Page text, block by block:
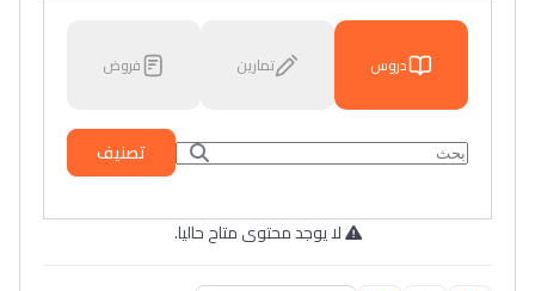
دروس تمارين فروض
تصنيف
لا يوجد محتوى متاح حاليا.